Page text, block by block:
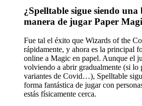
¿Spelltable sigue siendo una
manera de jugar Paper
Fue tal el éxito que Wizards of the
rápidamente, y ahora es la principal
online a Magic en papel. Aunque el
volviendo a abrir gradualmente (si lo
variantes de Covid…), Spelltable
forma fantástica de jugar con
estás físicamente cerca.